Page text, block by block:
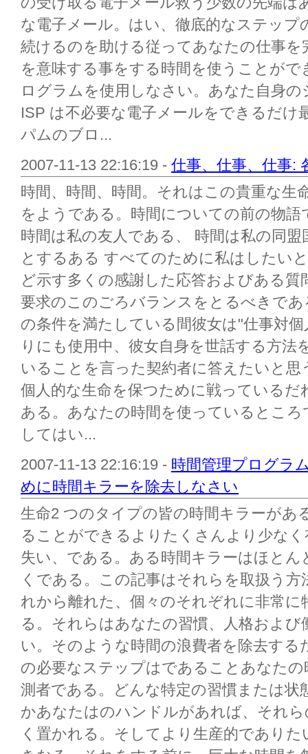
な電子メール。はい、徹底的なステッ
続けるのを助ける従ってあなたの仕事
を意味する事をする時間を使うことが
ログラムを使用しなさい。あなた自身
ISP は不必要な電子メールをできるだ
パムのブロ...
2007-11-13 22:16:19 - 仕事、仕事、仕事:
時間、時間、時間。それはこの貴重な生
をようである。時間についての前の物
時間は私の友人である、 時間は私の同
とするある すべてのために私はしたい
ど示す多くの感謝した応答およびある
要求のこのごろバランスをとるべきで
の条件を満たしている間彼女は"仕事対
りにも使用中、彼女自身を世話する方法
いることを言った契約者に答えたいと
個人的な生命を保つために戦っている
ある。あなたの時間を使っているとこ
してはい...
2007-11-13 22:16:19 - 時間管理プログラ
めに時間キラーを除去しなさい
生命2 つのタイプの皆の時間キラーがあ
ることができるよりたくさんより少な
失い、である。ある時間キラーはほと
くである。この記事はそれらを取扱う
れから離れた、個々のそれぞれに非常
る。それらはあなたの習慣、人格およ
い。そのような時間の浪費者を除去す
の必要なステップはであることあなた
測者である。どんな特定の習慣または
かあなたはのハンドルがあれば、それ
く置かれる。そしてより生産的であり